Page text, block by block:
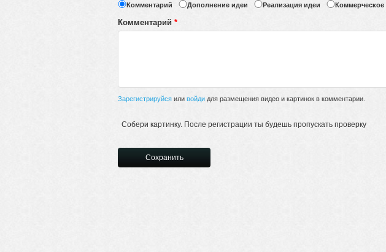
Комментарий Дополнение идеи Реализация идеи
Комментарий *
Зарегистрируйся или войди для размещения видео и картинок в комментарии.
Собери картинку. После регистрации ты будешь пропускать проверку